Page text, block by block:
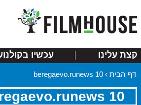
קצת עלינו עכשיו
דף הבית ›
beregaevo.runews 10
10